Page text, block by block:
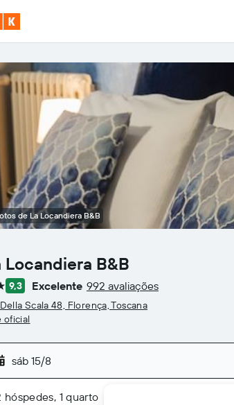
voos
Locandiera B&B
9,3 Excelente 992 avaliações
Scala 48, Florença, Toscana
oficial
sáb 15/8
hóspedes, 1 quarto
de La Locandiera B&B